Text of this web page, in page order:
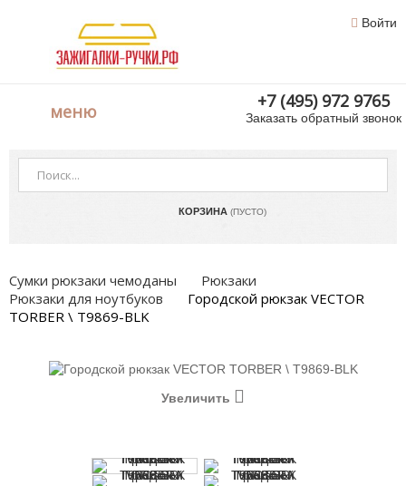
Войти
меню +7 (495) 972 9765
Заказать обратный звонок
КОРЗИНА (ПУСТО)
Сумки рюкзаки чемоданы
Рюкзаки
Рюкзаки для ноутбуков
Городской рюкзак VECTOR
TORBER \ T9869-BLK
Увеличить